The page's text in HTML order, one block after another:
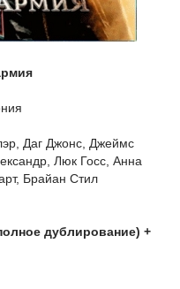
Даг Джонс, Джеймс
Люк Госс, Анна
Брайан Стил
дублирование) +